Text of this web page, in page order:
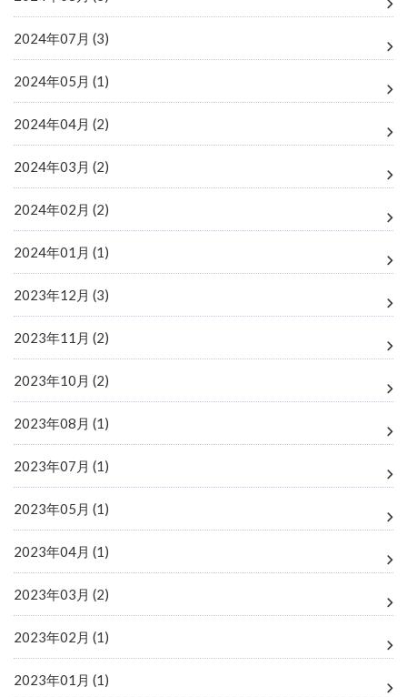
2024年07月 (3)
2024年05月 (1)
2024年04月 (2)
2024年03月 (2)
2024年02月 (2)
2024年01月 (1)
2023年12月 (3)
2023年11月 (2)
2023年10月 (2)
2023年08月 (1)
2023年07月 (1)
2023年05月 (1)
2023年04月 (1)
2023年03月 (2)
2023年02月 (1)
2023年01月 (1)